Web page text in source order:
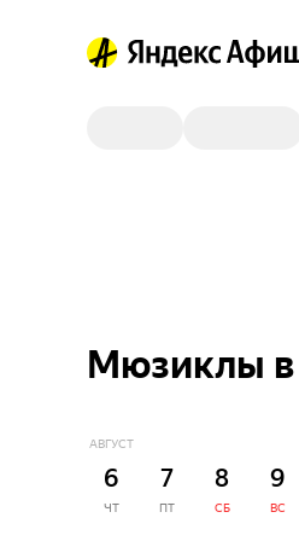
Мюзиклы в
АВГУСТ
6
ЧТ
7
ПТ
8
СБ
9
ВС